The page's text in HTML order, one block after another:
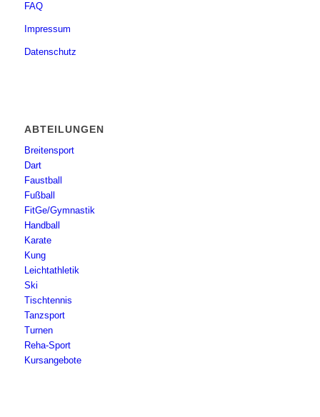
FAQ
Impressum
Datenschutz
ABTEILUNGEN
Breitensport
Dart
Faustball
Fußball
FitGe/Gymnastik
Handball
Karate
Kung
Leichtathletik
Ski
Tischtennis
Tanzsport
Turnen
Reha-Sport
Kursangebote